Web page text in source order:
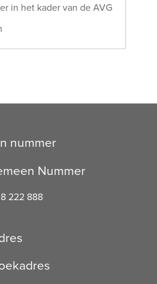
in het kader van de AVG
nummer
Nummer
222 888